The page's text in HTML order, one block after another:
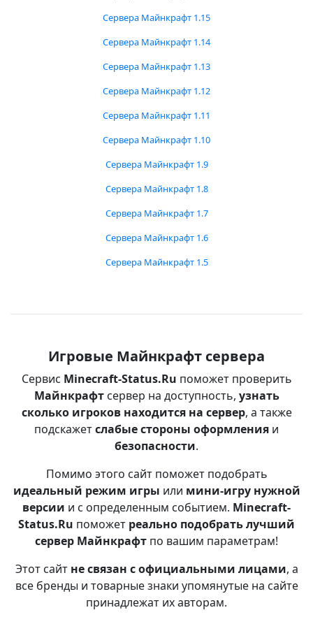
Сервера Майнкрафт 1.15
Сервера Майнкрафт 1.14
Сервера Майнкрафт 1.13
Сервера Майнкрафт 1.12
Сервера Майнкрафт 1.11
Сервера Майнкрафт 1.10
Сервера Майнкрафт 1.9
Сервера Майнкрафт 1.8
Сервера Майнкрафт 1.7
Сервера Майнкрафт 1.6
Сервера Майнкрафт 1.5
Игровые Майнкрафт сервера
Сервис Minecraft-Status.Ru поможет проверить
Майнкрафтсервер на доступность, узнать
сколько игроков находится на сервер, а также
подскажетслабые стороны оформления и
безопасности.
Помимо этого сайт поможет подобрать
идеальный режим игры или мини-игру нужной
версии и с определенным событием. Minecraft-
Status.Ru поможет реально подобрать лучший
сервер Майнкрафт по вашим параметрам!
Этот сайт не связан с официальными лицами, а
все бренды и товарные знаки упомянутые на сайте
принадлежат их авторам.